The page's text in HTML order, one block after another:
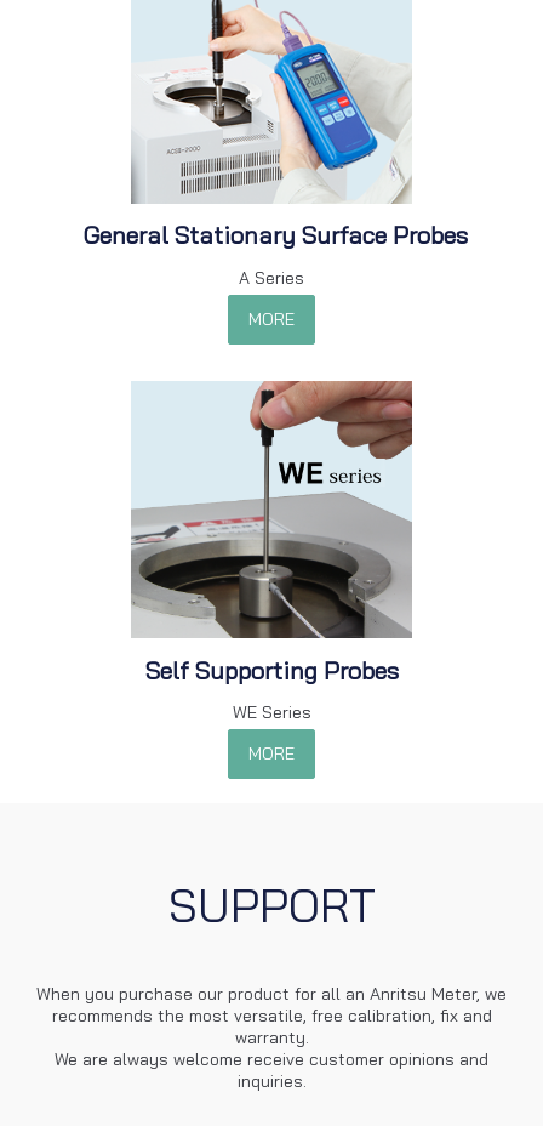
General Stationary Surface Probes
A Series
MORE
Self Supporting Probes
WE Series
MORE
SUPPORT
When you purchase our product for all an Anritsu Meter, we
recommends the most versatile, free calibration, fix and
warranty.
We are always welcome receive customer opinions and
inquiries.